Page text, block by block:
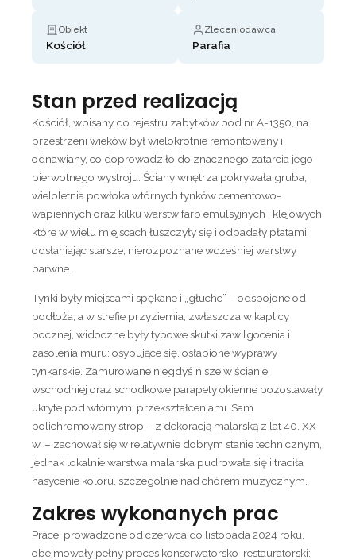
Obiekt
Kościół
Zleceniodawca
Parafia
Stan przed realizacją
Kościół, wpisany do rejestru zabytków pod nr A-1350, na
przestrzeni wieków był wielokrotnie remontowany i
odnawiany, co doprowadziło do znacznego zatarcia jego
pierwotnego wystroju. Ściany wnętrza pokrywała gruba,
wieloletnia powłoka wtórnych tynków cementowo-
wapiennych oraz kilku warstw farb emulsyjnych i klejowych,
które w wielu miejscach łuszczyły się i odpadały płatami,
odsłaniając starsze, nierozpoznane wcześniej warstwy
barwne.
Tynki były miejscami spękane i „głuche” – odspojone od
podłoża, a w strefie przyziemia, zwłaszcza w kaplicy
bocznej, widoczne były typowe skutki zawilgocenia i
zasolenia muru: osypujące się, osłabione wyprawy
tynkarskie. Zamurowane niegdyś nisze w ścianie
wschodniej oraz schodkowe parapety okienne pozostawały
ukryte pod wtórnymi przekształceniami. Sam
polichromowany strop – z dekoracją malarską z lat 40. XX
w. – zachował się w relatywnie dobrym stanie technicznym,
jednak lokalnie warstwa malarska pudrowała się i traciła
nasycenie koloru, szczególnie nad chórem muzycznym.
Zakres wykonanych prac
Prace, prowadzone od czerwca do listopada 2024 roku,
obejmowały pełny proces konserwatorsko-restauratorski: